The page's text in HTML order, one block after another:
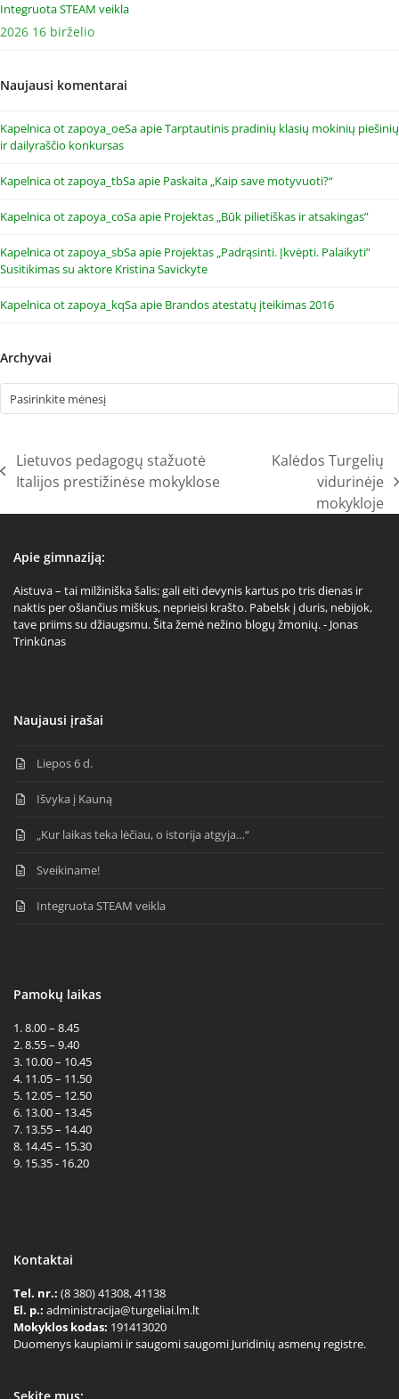
Integruota STEAM veikla
2026 16 birželio
Naujausi komentarai
Kapelnica ot zapoya_oeSaapieTarptautinis pradinių klasių mokinių piešinių
ir dailyraščio konkursas
Kapelnica ot zapoya_tbSaapie Paskaita „Kaip save motyvuoti?“
Kapelnica ot zapoya_coSaapie Projektas „Būk pilietiškas ir atsakingas”
Kapelnica ot zapoya_sbSaapie Projektas „Padrąsinti. Įkvėpti. Palaikyti”
Susitikimas su aktore Kristina Savickyte
Kapelnica ot zapoya_kqSaapie Brandos atestatų įteikimas 2016
Archyvai
previous
Lietuvos pedagogų stažuotė
Italijos prestižinėse mokyklose
post:
Kalėdos Turgelių
vidurinėje
mokykloje
Apie gimnaziją:
Aistuva – tai milžiniška šalis: gali eiti devynis kartus po tris dienas ir
naktis per ošiančius miškus, neprieisi krašto. Pabelsk į duris, nebijok,
tave priims su džiaugsmu. Šita žemė nežino blogų žmonių. - Jonas
Trinkūnas
Naujausi įrašai
Liepos 6 d.
Išvyka į Kauną
„Kur laikas teka lėčiau, o istorija atgyja…“
Sveikiname!
Integruota STEAM veikla
Pamokų laikas
1. 8.00 – 8.45
2. 8.55 – 9.40
3. 10.00 – 10.45
4. 11.05 – 11.50
5. 12.05 – 12.50
6. 13.00 – 13.45
7. 13.55 – 14.40
8. 14.45 – 15.30
9. 15.35 - 16.20
Kontaktai
Tel. nr.: (8 380) 41308, 41138
El. p.: administracija@turgeliai.lm.lt
Mokyklos kodas: 191413020
Duomenys kaupiami ir saugomi saugomi Juridinių asmenų registre.